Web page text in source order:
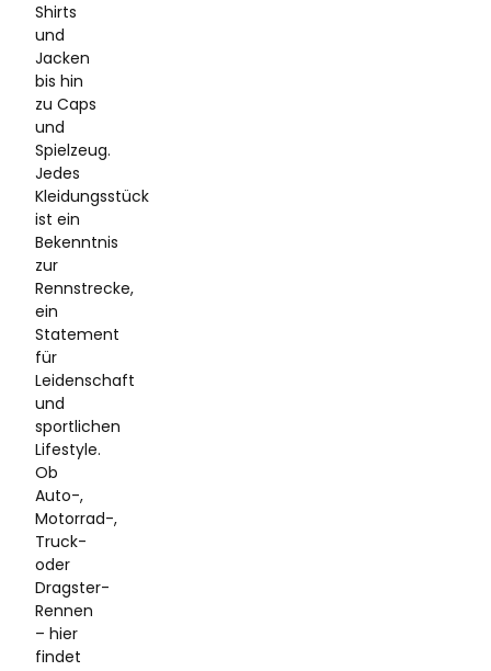
Shirts
und
Jacken
bis hin
zu Caps
und
Spielzeug.
Jedes
Kleidungsstück
ist ein
Bekenntnis
zur
Rennstrecke,
ein
Statement
für
Leidenschaft
und
sportlichen
Lifestyle.
Ob
Auto-,
Motorrad-,
Truck-
oder
Dragster-
Rennen
– hier
findet